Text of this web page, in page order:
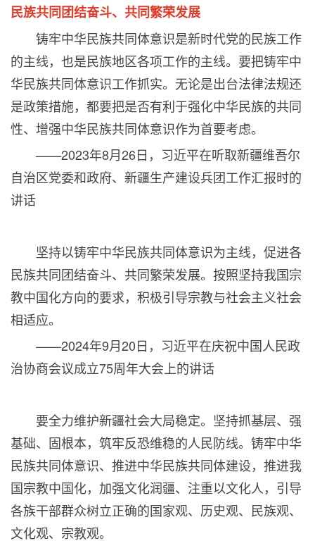
民族共同团结奋斗、共同繁荣发展
铸牢中华民族共同体意识是新时代党的民族工作
的主线，也是民族地区各项工作的主线。要把铸牢中
华民族共同体意识工作抓实。无论是出台法律法规还
是政策措施，都要把是否有利于强化中华民族的共同
性、增强中华民族共同体意识作为首要考虑。
——2023年8月26日，习近平在听取新疆维吾尔
自治区党委和政府、新疆生产建设兵团工作汇报时的
讲话
坚持以铸牢中华民族共同体意识为主线，促进各
民族共同团结奋斗、共同繁荣发展。按照坚持我国宗
教中国化方向的要求，积极引导宗教与社会主义社会
相适应。
——2024年9月20日，习近平在庆祝中国人民政
治协商会议成立75周年大会上的讲话
要全力维护新疆社会大局稳定。坚持抓基层、强
基础、固根本，筑牢反恐维稳的人民防线。铸牢中华
民族共同体意识、推进中华民族共同体建设，推进我
国宗教中国化，加强文化润疆、注重以文化人，引导
各族干部群众树立正确的国家观、历史观、民族观、
文化观、宗教观。